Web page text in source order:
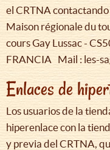
el CRTNA contactando
Maison régionale du
cours Gay Lussac -
FRANCIA Mail : les-
Enlaces de
Los usuarios de la
hiperenlace con la
y previa del CRTNA,